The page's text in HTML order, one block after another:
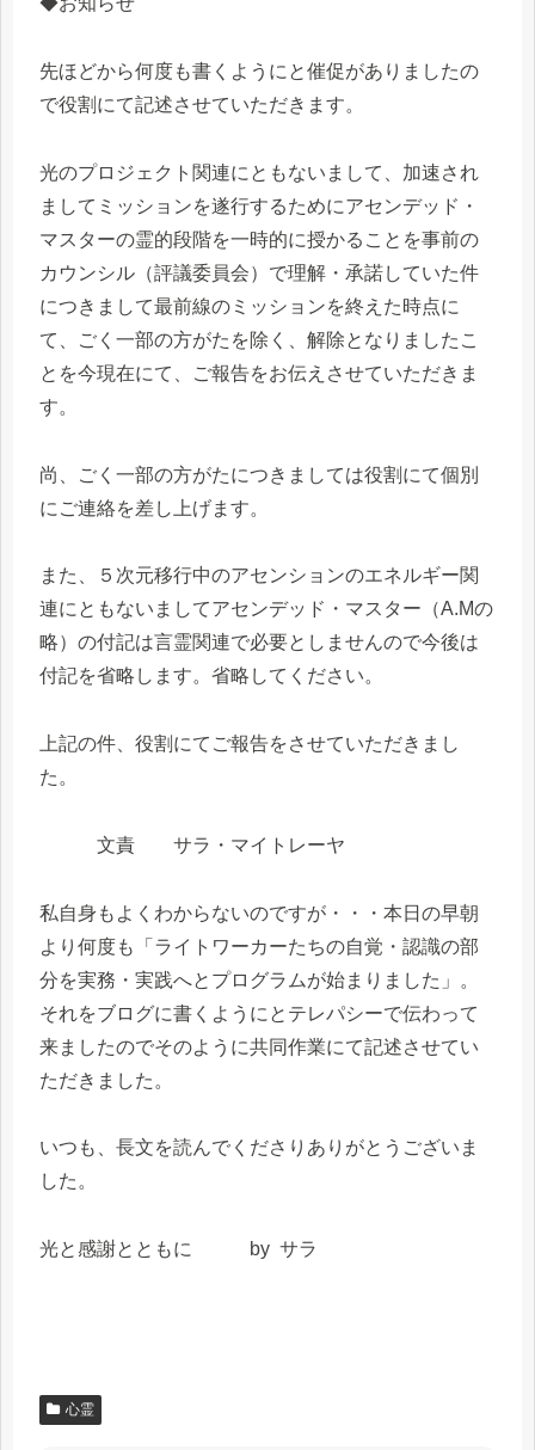
先ほどから何度も書くようにと催促がありましたの
で役割にて記述させていただきます。
光のプロジェクト関連にともないまして、加速され
ましてミッションを遂行するためにアセンデッド・
マスターの霊的段階を一時的に授かることを事前の
カウンシル（評議委員会）で理解・承諾していた件
につきまして最前線のミッションを終えた時点に
て、ごく一部の方がたを除く、解除となりましたこ
とを今現在にて、ご報告をお伝えさせていただきま
す。
尚、ごく一部の方がたにつきましては役割にて個別
にご連絡を差し上げます。
また、５次元移行中のアセンションのエネルギー関
連にともないましてアセンデッド・マスター（A.Mの
略）の付記は言霊関連で必要としませんので今後は
付記を省略します。省略してください。
上記の件、役割にてご報告をさせていただきまし
た。
文責 サラ・マイトレーヤ
私自身もよくわからないのですが・・・本日の早朝
より何度も「ライトワーカーたちの自覚・認識の部
分を実務・実践へとプログラムが始まりました」。
それをブログに書くようにとテレパシーで伝わって
来ましたのでそのように共同作業にて記述させてい
ただきました。
いつも、長文を読んでくださりありがとうございま
した。
光と感謝とともに by サラ
心霊